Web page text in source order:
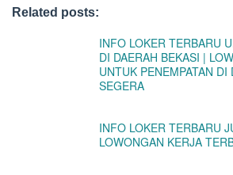
Related posts:
INFO LOKER TERBARU
DI DAERAH BEKASI |
UNTUK PENEMPATAN DI
SEGERA
INFO LOKER TERBARU
LOWONGAN KERJA